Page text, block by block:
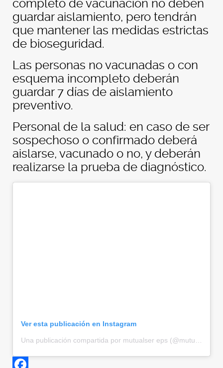
completo de vacunación no deben
guardar aislamiento, pero tendrán
que mantener las medidas estrictas
de bioseguridad.
Las personas no vacunadas o con
esquema incompleto deberán
guardar 7 días de aislamiento
preventivo.
Personal de la salud: en caso de ser
sospechoso o confirmado deberá
aislarse, vacunado o no, y deberán
realizarse la prueba de diagnóstico.
Ver esta publicación en Instagram